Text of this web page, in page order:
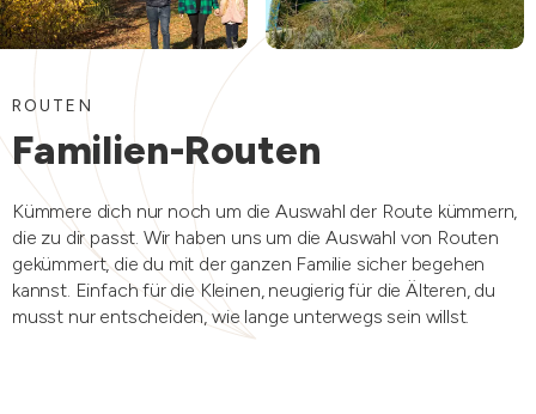
ROUTEN
Familien-Routen
Kümmere dich nur noch um die Auswahl der Route kümmern,
die zu dir passt. Wir haben uns um die Auswahl von Routen
gekümmert, die du mit der ganzen Familie sicher begehen
kannst. Einfach für die Kleinen, neugierig für die Älteren, du
musst nur entscheiden, wie lange unterwegs sein willst.